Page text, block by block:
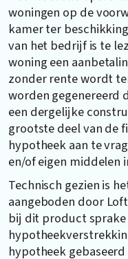
woningen op de
kamer ter
van het bedrijf is te
woning een
zonder rente wordt
worden gegenereerd
een dergelijke
grootste deel van de
hypotheek aan te
en/of eigen middelen
Technisch gezien is
aangeboden door
bij dit product sprake
hypotheek